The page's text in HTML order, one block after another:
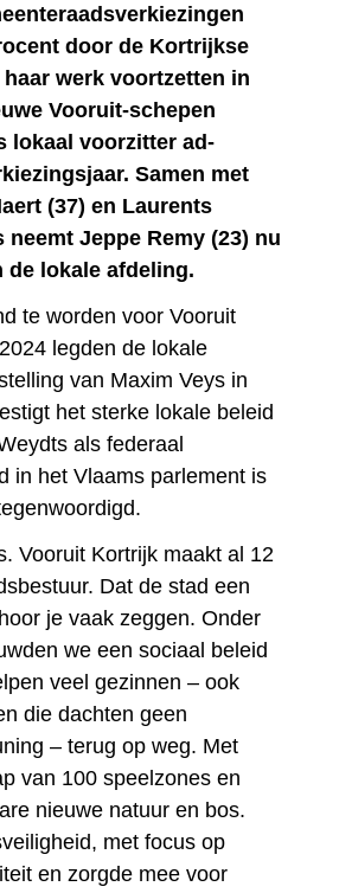
door de Kortrijkse
werk voortzetten in
Vooruit-schepen
lokaal voorzitter ad-
Samen met
(37) en Laurents
Jeppe Remy (23) nu
de lokale afdeling.
te worden voor Vooruit
legden de lokale
van Maxim Veys in
het sterke lokale beleid
als federaal
in het Vlaams parlement is
Vooruit Kortrijk maakt al 12
Dat de stad een
je vaak zeggen. Onder
we een sociaal beleid
veel gezinnen – ook
die dachten geen
– terug op weg. Met
van 100 speelzones en
nieuwe natuur en bos.
met focus op
en zorgde mee voor